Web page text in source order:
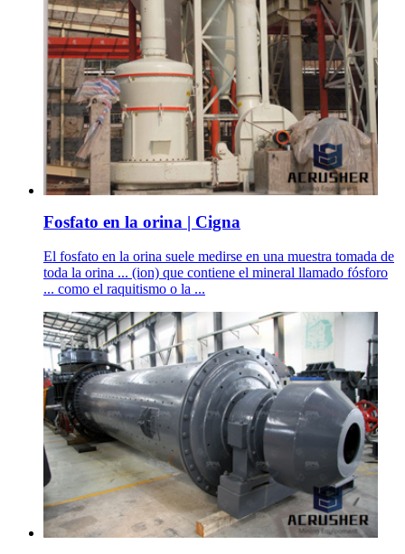
Fosfato en la orina | Cigna
El fosfato en la orina suele medirse en una muestra tomada de
toda la orina ... (ion) que contiene el mineral llamado fósforo
... como el raquitismo o la ...